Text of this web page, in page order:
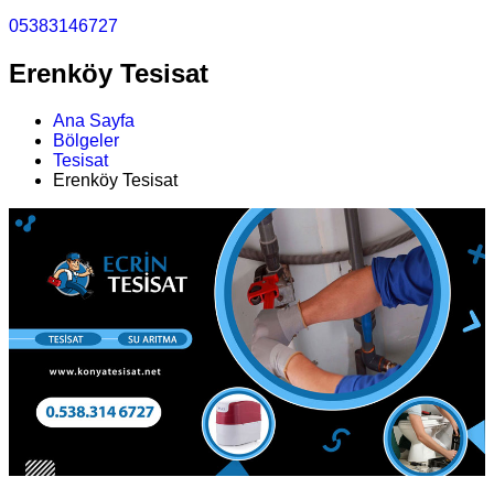
05383146727
Erenköy Tesisat
Ana Sayfa
Bölgeler
Tesisat
Erenköy Tesisat